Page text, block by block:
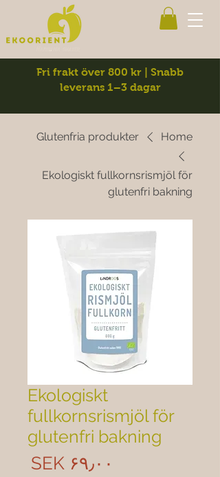
Fri frakt över 800 kr | Snabb
leverans 1–3 dagar
Home
Glutenfria produkter
Ekologiskt fullkornsrismjöl för
glutenfri bakning
Ekologiskt
fullkornsrismjöl för
glutenfri bakning
‎SEK ۶۹٫۰۰